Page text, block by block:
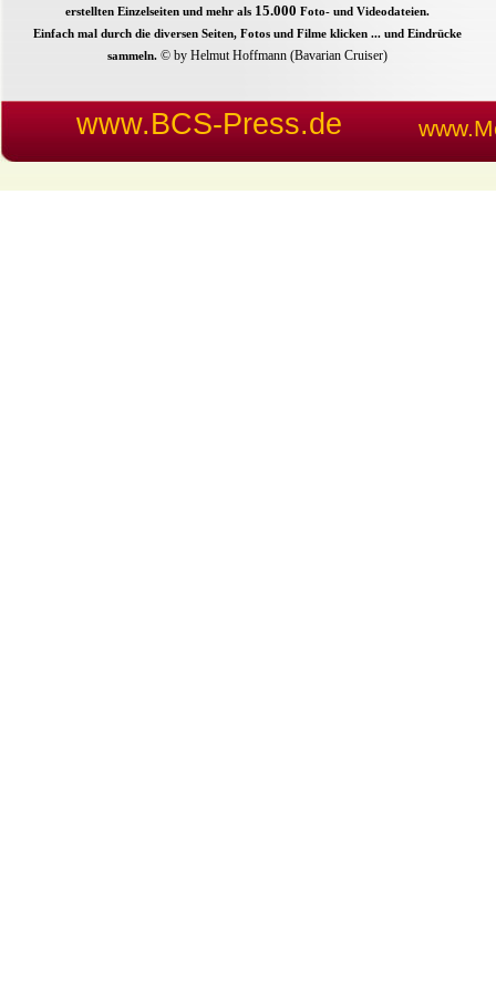
erstellten Einzelseiten und mehr als 15.000 Foto- und Videodateien.
Einfach mal durch die diversen Seiten, Fotos und Filme klicken ... und Eindrücke
sammeln.© by Helmut Hoffmann (Bavarian Cruiser)
www.BCS-Press.de